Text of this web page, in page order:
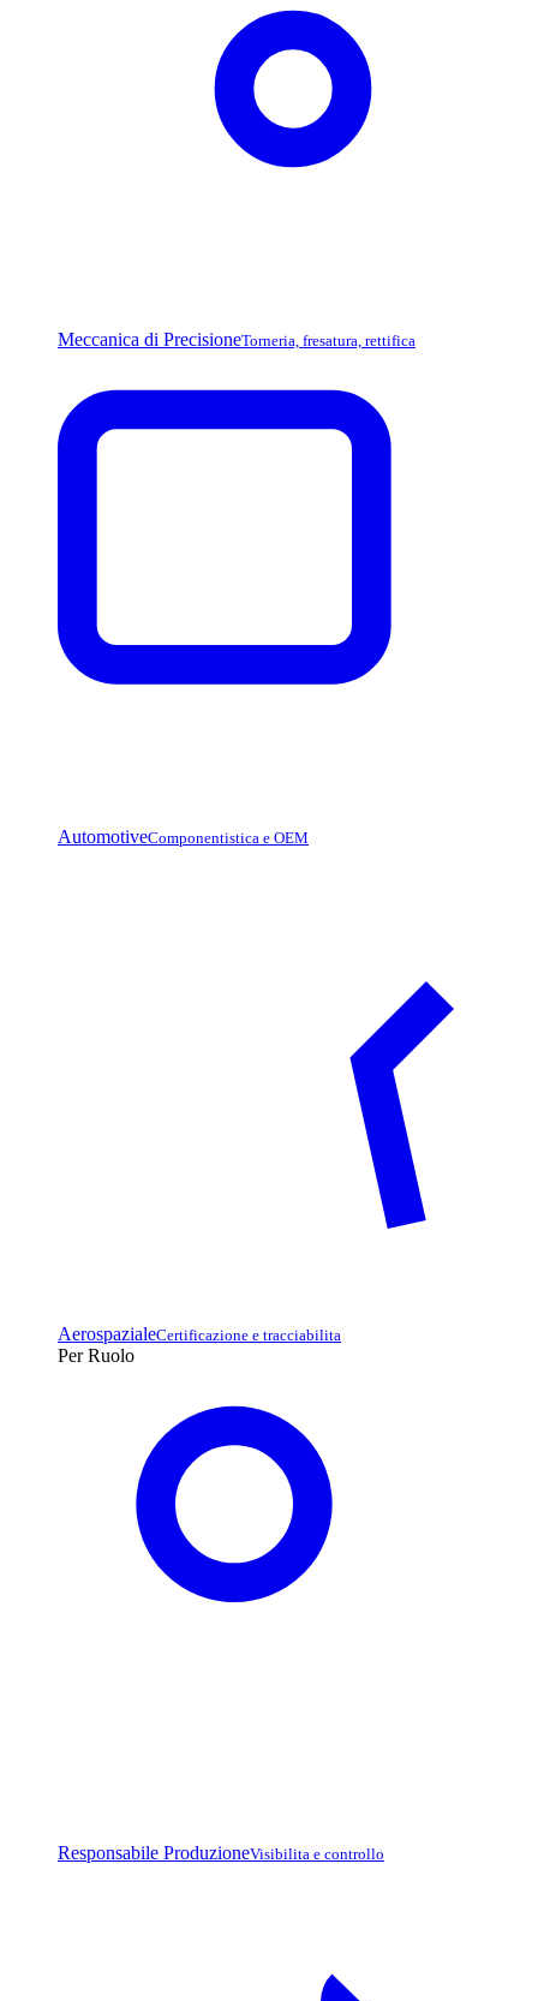
Meccanica di PrecisioneTorneria, fresatura, rettifica
AutomotiveComponentistica e OEM
AerospazialeCertificazione e tracciabilita
Per Ruolo
Responsabile ProduzioneVisibilita e controllo